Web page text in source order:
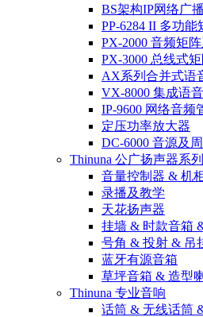
BS架构IP网络广
PP-6284 II 多功能
PX-2000 音频矩
PX-3000 总线式
AX系列合并式语
VX-8000 集成语
IP-9600 网络音频
定压功率放大器
DC-6000 音源及
Thinuna 公广扬声器系列
音量控制器 & 机
录播及教学
天花扬声器
挂墙 & 时款音箱
号角 & 投射 & 吊
蓝牙有源音箱
草坪音箱 & 造型
Thinuna 专业音响
话筒 & 无线话筒